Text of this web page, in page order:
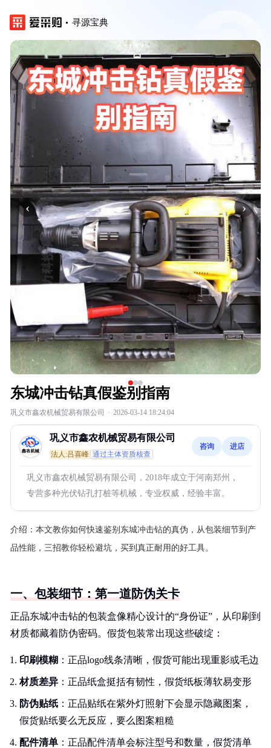
寻源宝典
‹ ›
东城冲击钻真假鉴别指南
巩义市鑫农机械贸易有限公司 · 2026-03-14 18:24:04
巩义市鑫农机械贸易有限公司
法人:吕喜峰 通过主体资质核查
咨询 进店
巩义市鑫农机械贸易有限公司，2018年成立于河南郑州，
专营多种光伏钻孔打桩等机械，专业权威，经验丰富。
介绍： 本文教你如何快速鉴别东城冲击钻的真伪，从包装细节到产
品性能，三招教你轻松避坑，买到真正耐用的好工具。
一、包装细节：第一道防伪关卡
正品东城冲击钻的包装盒像精心设计的“身份证”，从印刷到
材质都藏着防伪密码。假货包装常出现这些破绽：
印刷模糊 ：正品logo线条清晰，假货可能出现重影或毛边
材质差异 ：正品纸盒挺括有韧性，假货纸板薄软易变形
防伪贴纸 ：正品贴纸在紫外灯照射下会显示隐藏图案，
假货贴纸要么无反应，要么图案粗糙
配件清单 ：正品配件清单会标注型号和数量，假货清单